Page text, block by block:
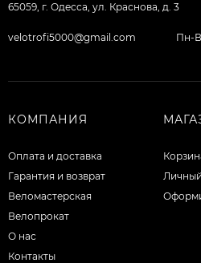
65059, г. Одесса, ул. Краснова, д. 3
velotrofi5000@gmail.com Пн-
КОМПАНИЯ
Оплата и доставка
Гарантия и возврат
Веломастерская
Велопрокат
О нас
Контакты